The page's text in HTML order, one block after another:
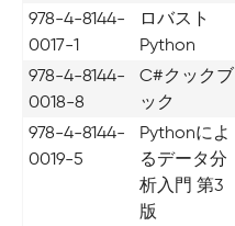
978-4-8144-
0017-1
ロバスト
Python
978-4-8144-
0018-8
C#クックブ
ック
978-4-8144-
0019-5
Pythonによ
るデータ分
析入門 第3
版